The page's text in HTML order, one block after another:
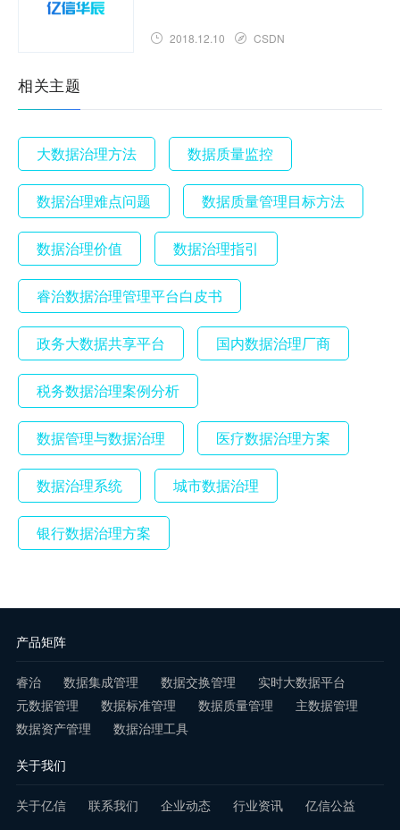
2018.12.10 CSDN
相关主题
大数据治理方法 数据质量监控
数据治理难点问题 数据质量管理目标方法
数据治理价值 数据治理指引
睿治数据治理管理平台白皮书
政务大数据共享平台 国内数据治理厂商
税务数据治理案例分析
数据管理与数据治理 医疗数据治理方案
数据治理系统 城市数据治理
银行数据治理方案
产品矩阵
睿治 数据集成管理 数据交换管理
实时大数据平台
元数据管理
数据标准管理 数据质量管理
主数据管理
数据资产管理
数据治理工具
关于我们
关于亿信 联系我们 企业动态 行业资讯 亿信公益